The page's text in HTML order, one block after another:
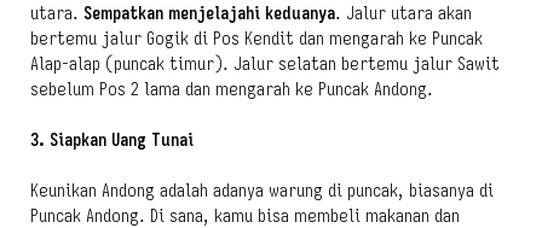
utara. Sempatkan menjelajahi keduanya. Jalur utara akan
bertemu jalur Gogik di Pos Kendit dan mengarah ke Puncak
Alap-alap (puncak timur). Jalur selatan bertemu jalur Sawit
sebelum Pos 2 lama dan mengarah ke Puncak Andong.
3. Siapkan Uang Tunai
Keunikan Andong adalah adanya warung di puncak, biasanya di
Puncak Andong. Di sana, kamu bisa membeli makanan dan